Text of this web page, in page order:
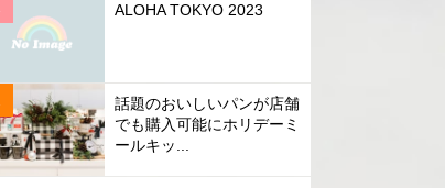
ALOHA TOKYO 2023
話題のおいしいパンが店舗
でも購入可能にホリデーミ
ールキッ...